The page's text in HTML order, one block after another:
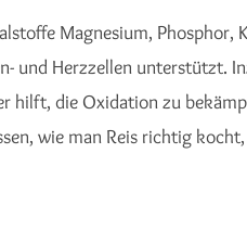
Magnesium, Phosphor,
und Herzzellen unterstützt.
hilft, die Oxidation zu
wie man Reis richtig